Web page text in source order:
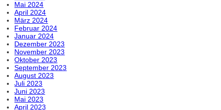
Mai 2024
April 2024
März 2024
Februar 2024
Januar 2024
Dezember 2023
November 2023
Oktober 2023
September 2023
August 2023
Juli 2023
Juni 2023
Mai 2023
April 2023